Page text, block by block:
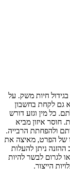
חיות משק. על
גם לקחת בחשבון
כל מין וגזע דורש
חוסר איזון מביא
ולהפחתת הרבייה.
של הפרט, מאיצה את
ההזנה ניתן להעלות
לגרום לבשר להיות
הייצור.